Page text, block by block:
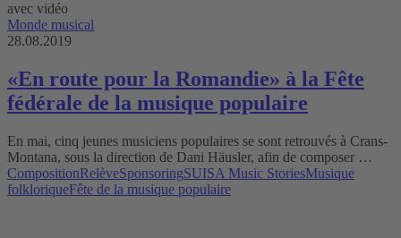
avec vidéo
Monde musical
28.08.2019
«En route pour la Romandie» à la Fête
fédérale de la musique populaire
En mai, cinq jeunes musiciens populaires se sont retrouvés à Crans-
Montana, sous la direction de Dani Häusler, afin de composer …
CompositionRelèveSponsoringSUISA Music StoriesMusique
folkloriqueFête de la musique populaire